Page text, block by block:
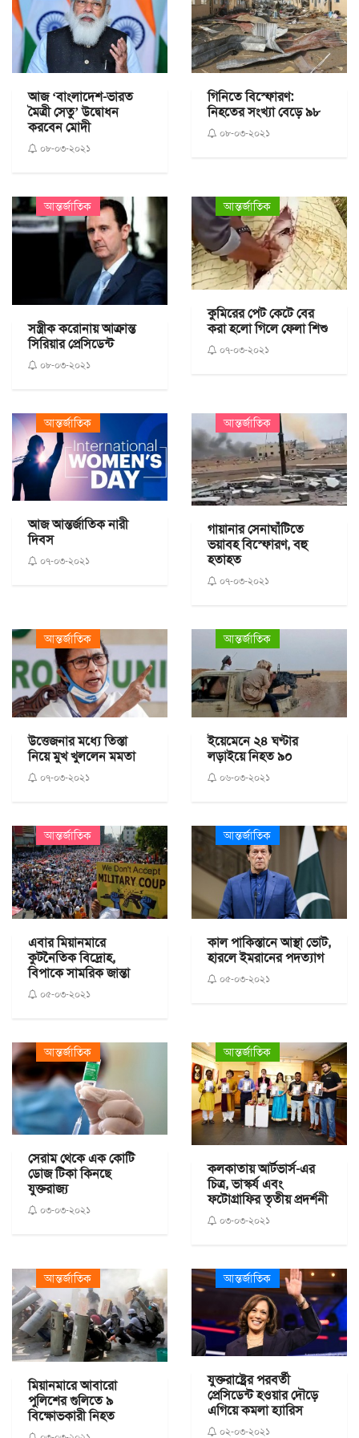
আজ ‘বাংলাদেশ-ভারত
মৈত্রী সেতু’ উদ্বোধন
করবেন মোদী
০৮-০৩-২০২১
গিনিতে বিস্ফোরণ:
নিহতের সংখ্যা বেড়ে ৯৮
০৮-০৩-২০২১
আন্তর্জাতিক
সস্ত্রীক করোনায় আক্রান্ত
সিরিয়ার প্রেসিডেন্ট
০৮-০৩-২০২১
আন্তর্জাতিক
কুমিরের পেট কেটে বের
করা হলো গিলে ফেলা শিশু
০৭-০৩-২০২১
আন্তর্জাতিক
আজ আন্তর্জাতিক নারী
দিবস
০৭-০৩-২০২১
আন্তর্জাতিক
গায়ানার সেনাঘাঁটিতে
ভয়াবহ বিস্ফোরণ, বহু
হতাহত
০৭-০৩-২০২১
আন্তর্জাতিক
উত্তেজনার মধ্যে তিস্তা
নিয়ে মুখ খুললেন মমতা
০৭-০৩-২০২১
আন্তর্জাতিক
ইয়েমেনে ২৪ ঘণ্টার
লড়াইয়ে নিহত ৯০
০৬-০৩-২০২১
আন্তর্জাতিক
এবার মিয়ানমারে
কুটনৈতিক বিদ্রোহ,
বিপাকে সামরিক জান্তা
০৫-০৩-২০২১
আন্তর্জাতিক
কাল পাকিস্তানে আস্থা ভোট,
হারলে ইমরানের পদত্যাগ
০৫-০৩-২০২১
আন্তর্জাতিক
সেরাম থেকে এক কোটি
ডোজ টিকা কিনছে
যুক্তরাজ্য
০৩-০৩-২০২১
আন্তর্জাতিক
কলকাতায় আর্টভার্স-এর
চিত্র, ভাস্কর্য এবং
ফটোগ্রাফির তৃতীয় প্রদর্শনী
০৩-০৩-২০২১
আন্তর্জাতিক
মিয়ানমারে আবারো
পুলিশের গুলিতে ৯
বিক্ষোভকারী নিহত
আন্তর্জাতিক
যুক্তরাষ্ট্রের পরবর্তী
প্রেসিডেন্ট হওয়ার দৌড়ে
এগিয়ে কমলা হ্যারিস
০২-০৩-২০২১